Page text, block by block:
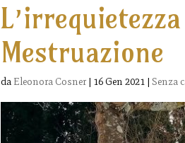
Mestruazione
da Eleonora Cosner | 16 Gen 2021 |Senza